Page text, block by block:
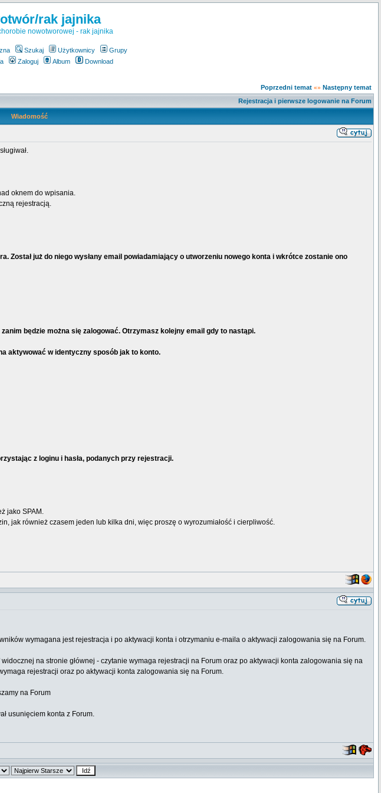
rak jajnika
nowotworowej - rak jajnika
Szukaj Użytkownicy
Grupy
Zaloguj Album Download
Poprzedni temat «» Następny temat
Rejestracja i pierwsze logowanie na Forum
Wiadomość
oknem do wpisania.
rejestracją.
Został już do niego wysłany email powiadamiający o utworzeniu nowego konta i wkrótce zostanie ono
będzie można się zalogować. Otrzymasz kolejny email gdy to nastąpi.
aktywować w identyczny sposób jak to konto.
z loginu i hasła, podanych przy rejestracji.
jako SPAM.
jak również czasem jeden lub kilka dni, więc proszę o wyrozumiałość i cierpliwość.
wymagana jest rejestracja i po aktywacji konta i otrzymaniu e-maila o aktywacji zalogowania się na Forum.
na stronie głównej - czytanie wymaga rejestracji na Forum oraz po aktywacji konta zalogowania się na
rejestracji oraz po aktywacji konta zalogowania się na Forum.
na Forum
usunięciem konta z Forum.